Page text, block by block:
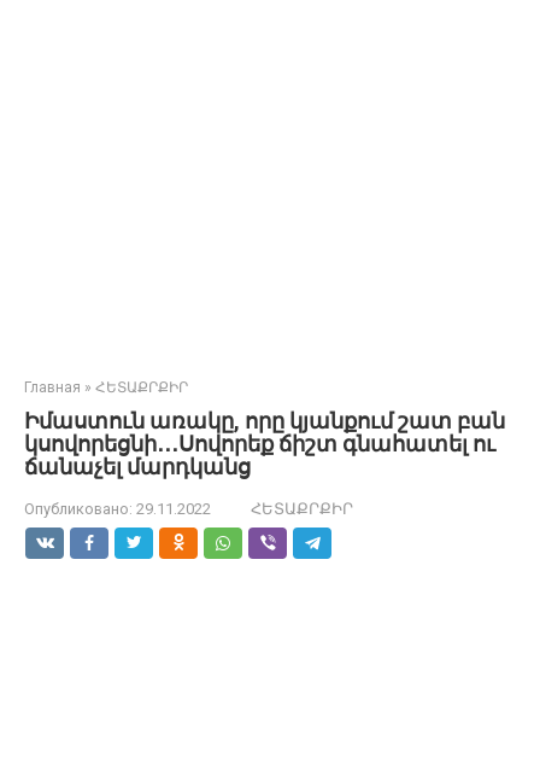
Главная » ՀԵՏԱՔՐՔԻՐ
Իմաստուն առակը, որը կյանքում շատ բան
կսովորեցնի․․․Սովորեք ճիշտ գնահատել ու
ճանաչել մարդկանց
Опубликовано: 29.11.2022 ՀԵՏԱՔՐՔԻՐ